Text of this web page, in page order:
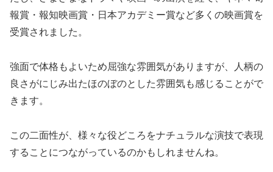
報賞・報知映画賞・日本アカデミー賞など多くの映画賞を
受賞されました。
強面で体格もよいため屈強な雰囲気がありますが、人柄の
良さがにじみ出たほのぼのとした雰囲気も感じることがで
きます。
この二面性が、様々な役どころをナチュラルな演技で表現
することにつながっているのかもしれませんね。